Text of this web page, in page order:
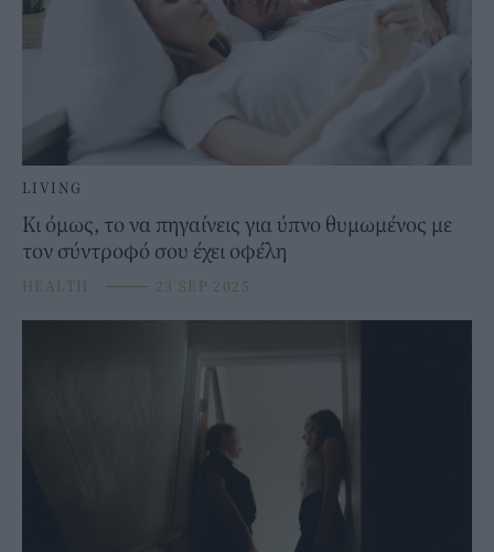
LIVING
Κι όμως, το να πηγαίνεις για ύπνο θυμωμένος με
τον σύντροφό σου έχει οφέλη
HEALTH ⸻ 23 SEP 2025